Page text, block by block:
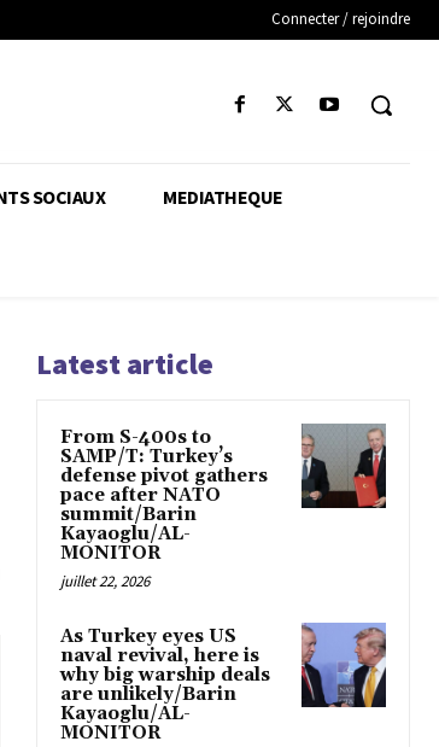
Connecter / rejoindre
SOCIAUX MEDIATHEQUE
Latest article
From S-400s to
SAMP/T: Turkey’s
defense pivot gathers
pace after NATO
summit/Barin
Kayaoglu/AL-
MONITOR
juillet 22, 2026
As Turkey eyes US
naval revival, here is
why big warship deals
are unlikely/Barin
Kayaoglu/AL-
MONITOR